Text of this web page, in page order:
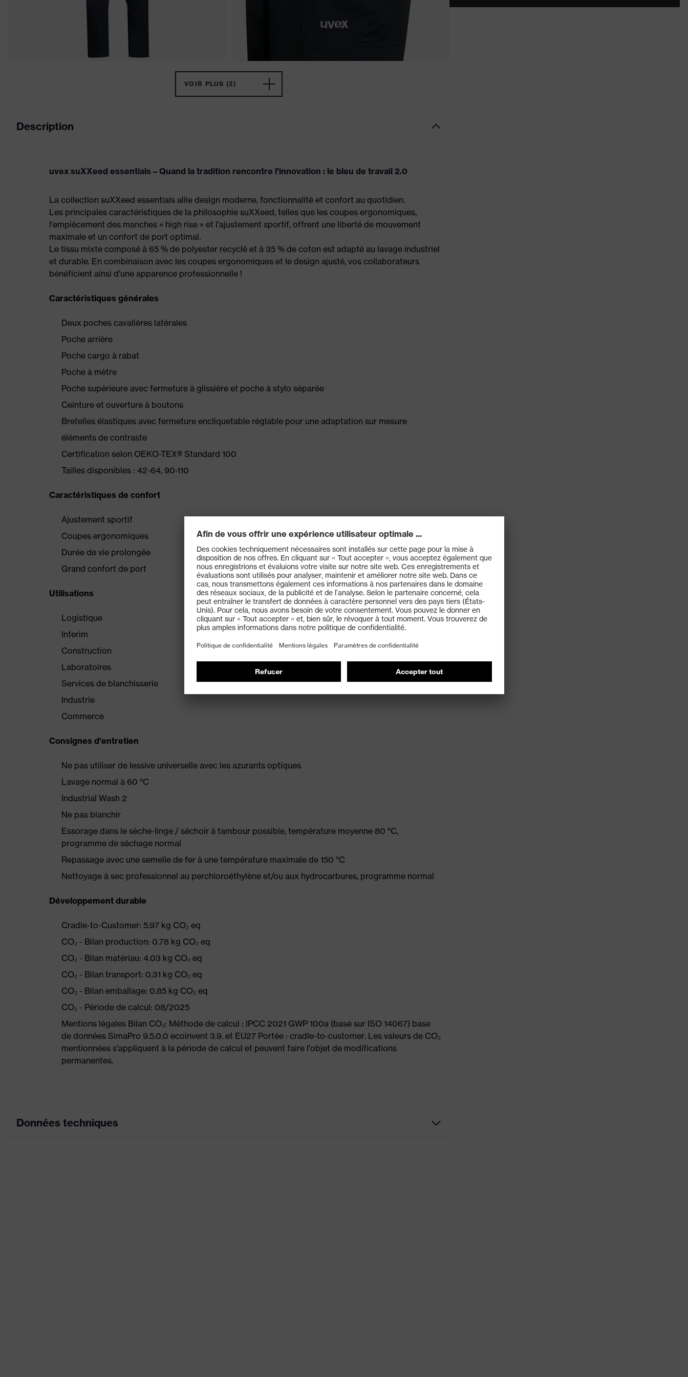
VOIR PLUS (2)
Description
uvex suXXeed essentials – Quand la tradition rencontre l'innovation : le bleu de travail 2.0
La collection suXXeed essentials allie design moderne, fonctionnalité et confort au quotidien.
Les principales caractéristiques de la philosophie suXXeed, telles que les coupes ergonomiques,
l'empiècement des manches « high rise » et l'ajustement sportif, offrent une liberté de mouvement
maximale et un confort de port optimal.
Le tissu mixte composé à 65 % de polyester recyclé et à 35 % de coton est adapté au lavage industriel
et durable. En combinaison avec les coupes ergonomiques et le design ajusté, vos collaborateurs
bénéficient ainsi d'une apparence professionnelle !
Caractéristiques générales
Deux poches cavalières latérales
Poche arrière
Poche cargo à rabat
Poche à mètre
Poche supérieure avec fermeture à glissière et poche à stylo séparée
Ceinture et ouverture à boutons
Bretelles élastiques avec fermeture encliquetable réglable pour une adaptation sur mesure
éléments de contraste
Certification selon OEKO-TEX® Standard 100
Tailles disponibles : 42-64, 90-110
Caractéristiques de confort
Ajustement sportif
Coupes ergonomiques
Durée de vie prolongée
Grand confort de port
Utilisations
Logistique
Interim
Construction
Laboratoires
Services de blanchisserie
Industrie
Commerce
Consignes d'entretien
Ne pas utiliser de lessive universelle avec les azurants optiques
Lavage normal à 60 °C
Industrial Wash 2
Ne pas blanchir
Essorage dans le sèche-linge / séchoir à tambour possible, température moyenne 80 °C,
programme de séchage normal
Repassage avec une semelle de fer à une température maximale de 150 °C
Nettoyage à sec professionnel au perchloroéthylène et/ou aux hydrocarbures, programme normal
Développement durable
Cradle-to-Customer: 5.97 kg CO₂ eq
CO₂ - Bilan production: 0.78 kg CO₂ eq
CO₂ - Bilan matériau: 4.03 kg CO₂ eq
CO₂ - Bilan transport: 0.31 kg CO₂ eq
CO₂ - Bilan emballage: 0.85 kg CO₂ eq
CO₂ - Période de calcul: 08/2025
Mentions légales Bilan CO₂: Méthode de calcul : IPCC 2021 GWP 100a (basé sur ISO 14067) base
de données SimaPro 9.5.0.0 ecoinvent 3.9. et EU27 Portée : cradle-to-customer. Les valeurs de CO₂
mentionnées s'appliquent à la période de calcul et peuvent faire l'objet de modifications
permanentes.
Données techniques